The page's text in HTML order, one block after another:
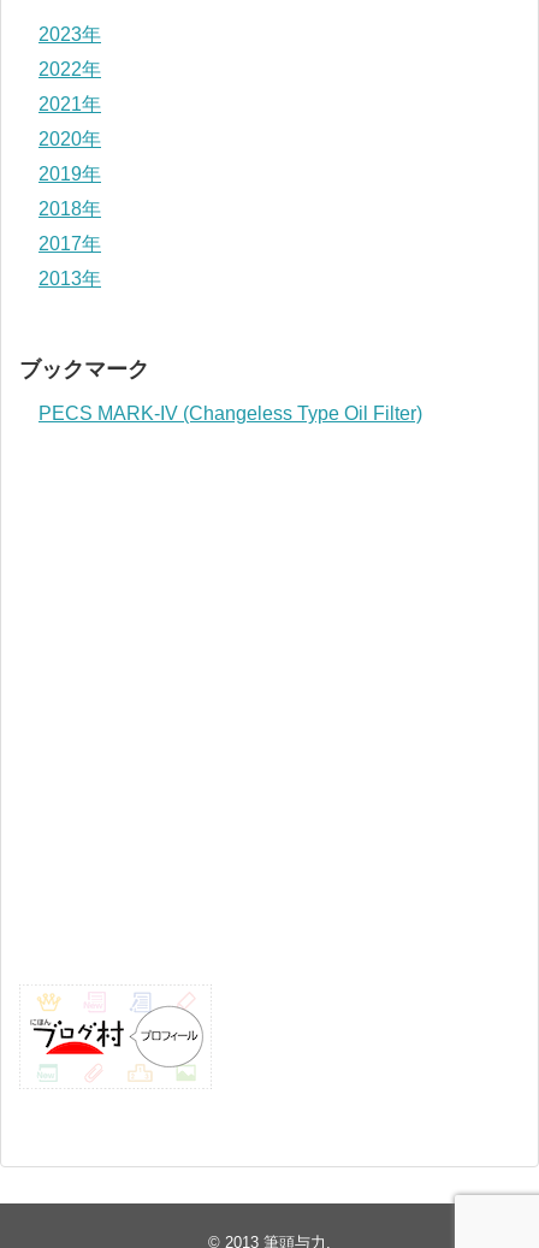
2023年
2022年
2021年
2020年
2019年
2018年
2017年
2013年
ブックマーク
PECS MARK-IV (Changeless Type Oil Filter)
© 2013 筆頭与力